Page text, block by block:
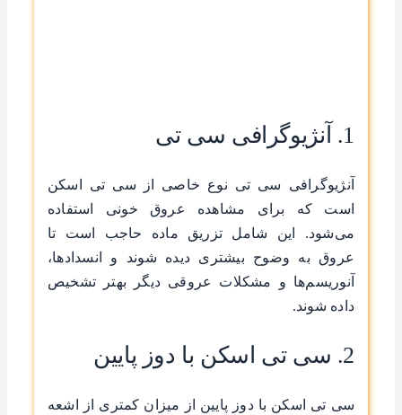
آنژیوگرافی سی تی نوع خاصی از سی تی اسکن
است که برای مشاهده عروق خونی استفاده
می‌شود. این شامل تزریق ماده حاجب است تا
عروق به وضوح بیشتری دیده شوند و انسدادها،
آنوریسم‌ها و مشکلات عروقی دیگر بهتر تشخیص
داده شوند.
2. سی تی اسکن با دوز پایین
سی تی اسکن با دوز پایین از میزان کمتری از اشعه